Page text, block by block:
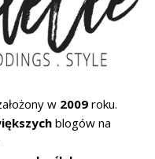
w 2009 roku.
blogów na